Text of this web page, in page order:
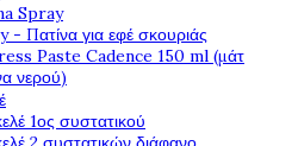
Spray
- Πατίνα για εφέ σκουριάς
Paste Cadence 150 ml (μάτ
νερού)
1ος συστατικού